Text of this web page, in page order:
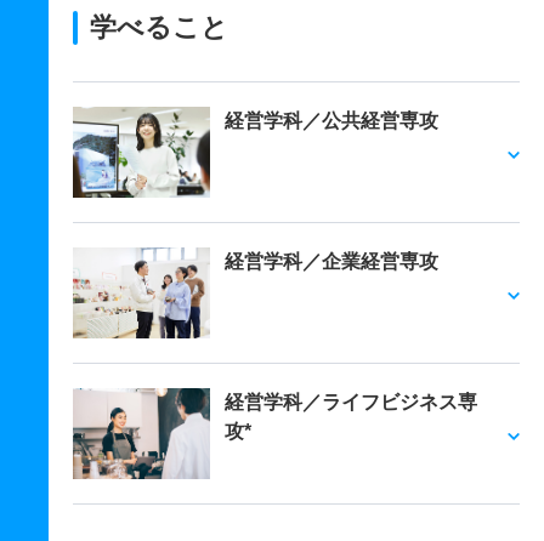
学べること
経営学科／公共経営専攻
経営学科／企業経営専攻
経営学科／ライフビジネス専
攻*